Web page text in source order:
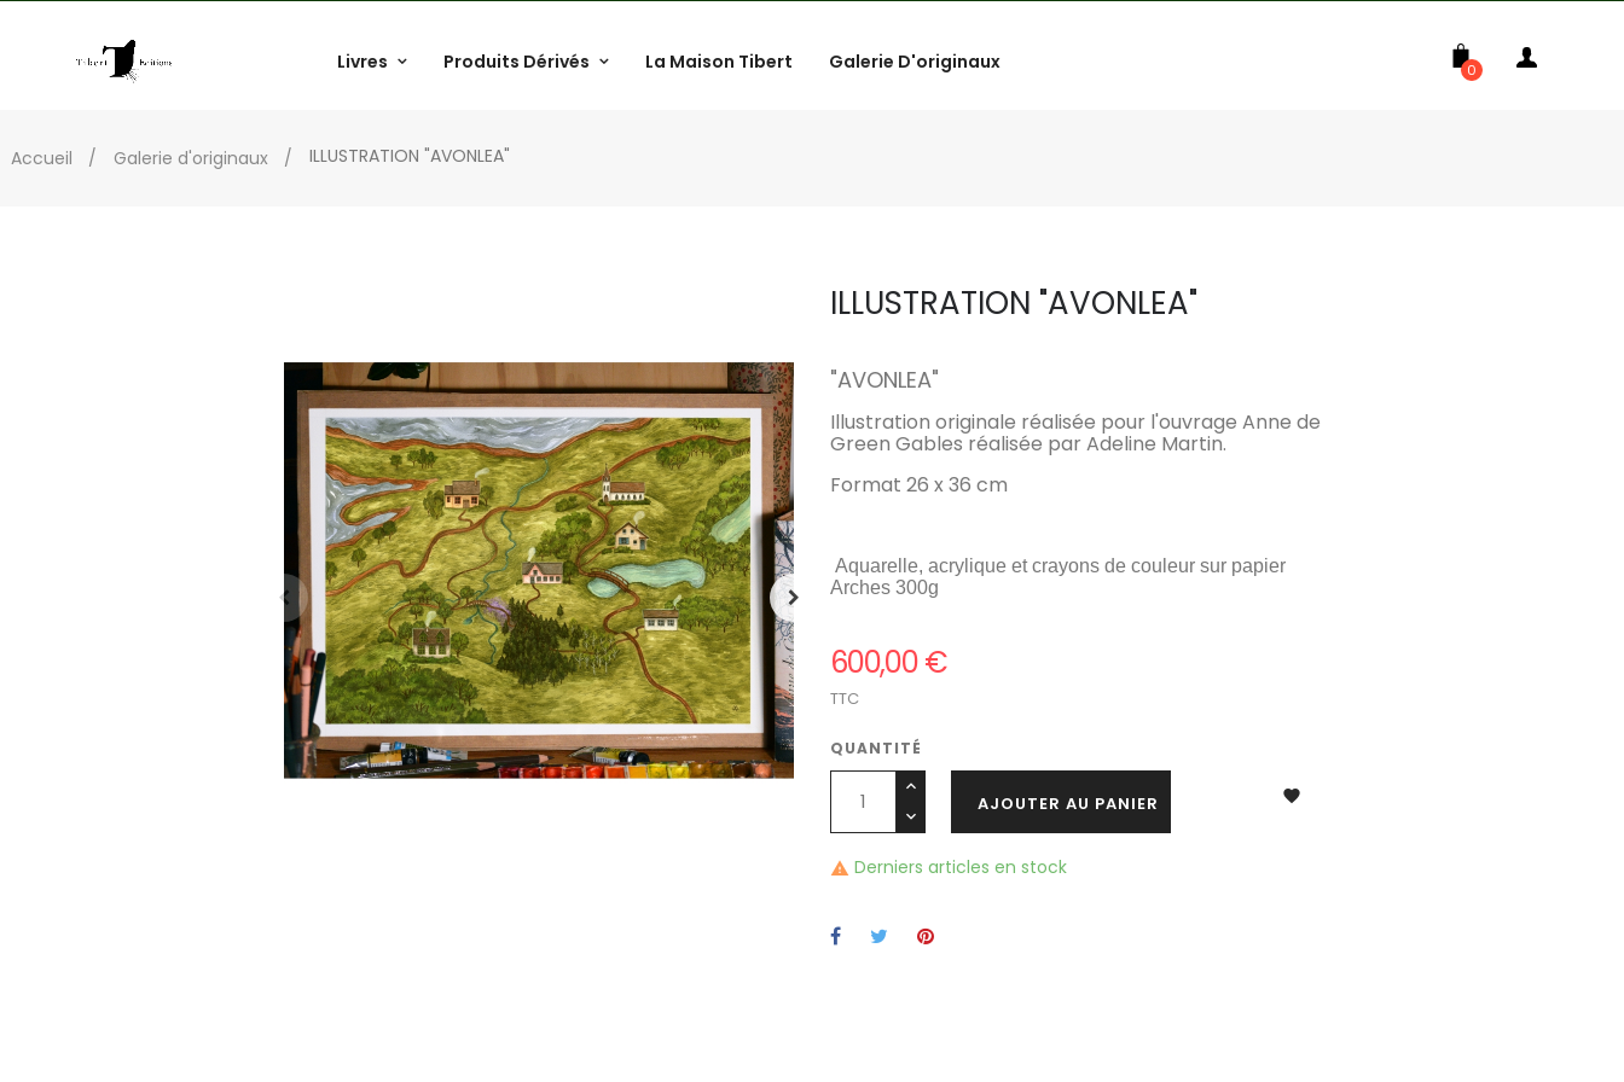
Livres Produits Dérivés La Maison Tibert Galerie D'originaux 0
Accueil Galerie d'originaux ILLUSTRATION "AVONLEA"
ILLUSTRATION "AVONLEA"
"AVONLEA"
Illustration originale réalisée pour l'ouvrage Anne de
Green Gables réalisée par Adeline Martin.
Format 26 x 36 cm
Aquarelle, acrylique et crayons de couleur sur papier
Arches 300g
600,00 €
TTC
QUANTITÉ
AJOUTER AU PANIER 
 Derniers articles en stock